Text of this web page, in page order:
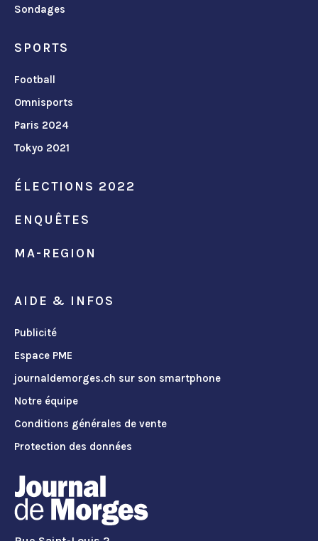
Sondages
SPORTS
Football
Omnisports
Paris 2024
Tokyo 2021
ÉLECTIONS 2022
ENQUÊTES
MA-REGION
AIDE & INFOS
Publicité
Espace PME
journaldemorges.ch sur son smartphone
Notre équipe
Conditions générales de vente
Protection des données